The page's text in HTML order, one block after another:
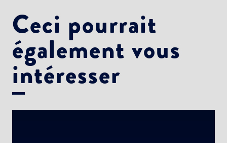
Ceci pourrait
également vous
intéresser